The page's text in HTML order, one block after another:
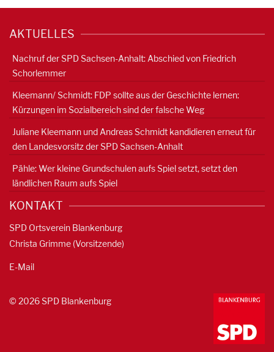
AKTUELLES
Nachruf der SPD Sachsen-Anhalt: Abschied von Friedrich
Schorlemmer
Kleemann/ Schmidt: FDP sollte aus der Geschichte lernen:
Kürzungen im Sozialbereich sind der falsche Weg
Juliane Kleemann und Andreas Schmidt kandidieren erneut für
den Landesvorsitz der SPD Sachsen-Anhalt
Pähle: Wer kleine Grundschulen aufs Spiel setzt, setzt den
ländlichen Raum aufs Spiel
KONTAKT
SPD Ortsverein Blankenburg
Christa Grimme (Vorsitzende)
E-Mail
© 2026 SPD Blankenburg